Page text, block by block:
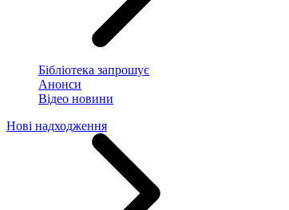
Бібліотека запрошує
Анонси
Відео новини
Нові надходження